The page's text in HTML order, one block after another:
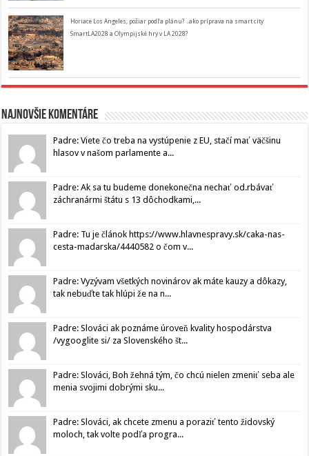
Horiace Los Angeles, požiar podľa plánu? ..ako príprava na smart city
SmartLA2028 a Olympijské hry v LA 2028?
Najnovšie komentáre
Padre: Viete čo treba na vystúpenie z EU, stačí mať väčšinu
hlasov v našom parlamente a...
Padre: Ak sa tu budeme donekonečna nechať od.rbávať
záchranármi štátu s 13 dôchodkami,...
Padre: Tu je článok https://www.hlavnespravy.sk/caka-nas-
cesta-madarska/4440582 o čom v...
Padre: Vyzývam všetkých novinárov ak máte kauzy a dôkazy,
tak nebuďte tak hlúpi že na n...
Padre: Slováci ak poznáme úroveň kvality hospodárstva
/vygooglite si/ za Slovenského št...
Padre: Slováci, Boh žehná tým, čo chcú nielen zmeniť seba ale
menia svojimi dobrými sku...
Padre: Slováci, ak chcete zmenu a poraziť tento židovský
moloch, tak volte podľa progra...